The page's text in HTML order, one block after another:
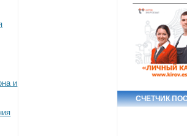
и
СЧЕТЧИК